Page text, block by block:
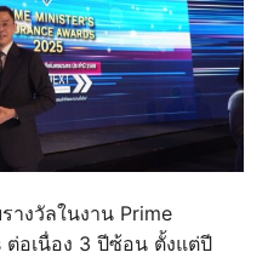
างวัลในงาน Prime
ต่อเนื่อง 3 ปีซ้อน ตั้งแต่ปี